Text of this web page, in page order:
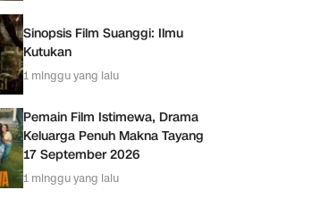
Sinopsis Film Suanggi: Ilmu
Kutukan
1 minggu yang lalu
Pemain Film Istimewa, Drama
Keluarga Penuh Makna Tayang
17 September 2026
1 minggu yang lalu